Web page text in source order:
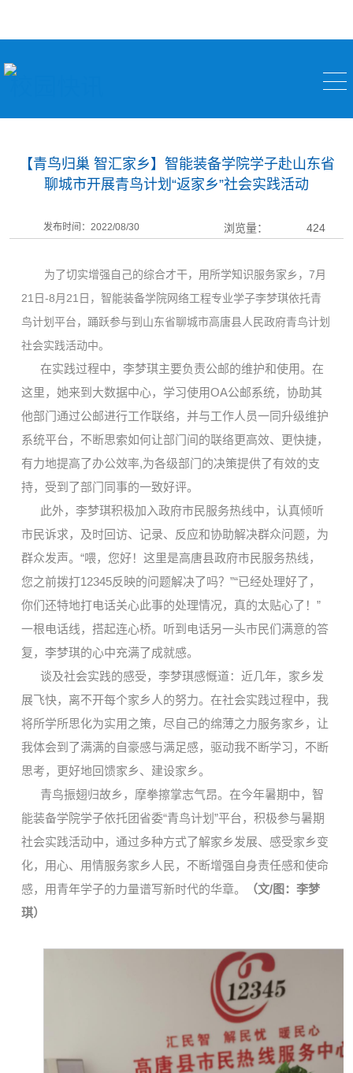
【青鸟归巢 智汇家乡】智能装备学院学子赴山东省
聊城市开展青鸟计划“返家乡”社会实践活动
发布时间：2022/08/30 浏览量： 424
为了切实增强自己的综合才干，用所学知识服务家乡， 7月
21日-8月21日，智能装备学院网络工程专业学子李梦琪依托青
鸟计划平台，踊跃参与到山东省聊城市高唐县人民政府青鸟计划
社会实践活动中。
在实践过程中，李梦琪主要负责公邮的维护和使用。在
这里，她来到大数据中心，学习使用OA公邮系统，协助其
他部门通过公邮进行工作联络，并与工作人员一同升级维护
系统平台，不断思索如何让部门间的联络更高效、更快捷，
有力地提高了办公效率,为各级部门的决策提供了有效的支
持，受到了部门同事的一致好评。
此外，李梦琪积极加入政府市民服务热线中，认真倾听
市民诉求，及时回访、 记录、反应和协助解决群众问题，为
群众发声。“喂，您好！这里是高唐县政府市民服务热线，
您之前拨打12345反映的问题解决了吗？”“已经处理好了，
你们还特地打电话关心此事的处理情况，真的太贴心了！”
一根电话线，搭起连心桥。听到电话另一头市民们满意的答
复，李梦琪的心中充满了成就感。
谈及社会实践的感受，李梦琪感慨道：近几年，家乡发
展飞快，离不开每个家乡 人的努力。在社会实践过程中，我
将所学所思化为实用之策，尽自己的绵薄之力服务家乡，让
我体会到了满满的自豪感与满足感，驱动我不断学习，不断
思考，更好地回馈家乡、 建设家乡。
青鸟振翅归故乡，摩拳擦掌志气昂。在今年暑期中，智
能装备学院学子依托团省委“青鸟计划”平台，积极参与暑期
社会实践活动中，通过多种方式了解家乡发展、感受家乡变
化，用心、用情服务家乡人民，不断增强自身责任感和使命
感，用青年学子的力量谱写新时代的华章。
（文/图：李梦
琪）